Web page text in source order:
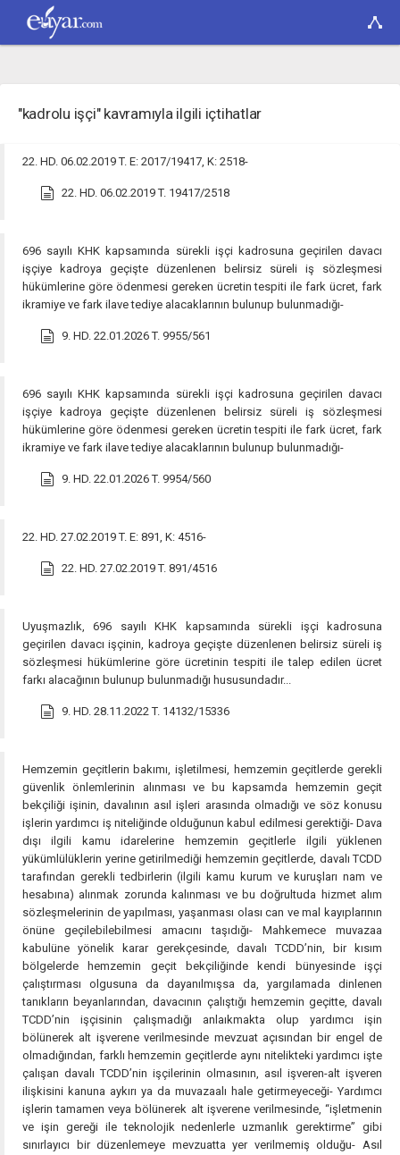
"kadrolu işçi" kavramıyla ilgili içtihatlar
22. HD. 06.02.2019 T. E: 2017/19417, K: 2518-
22. HD. 06.02.2019 T. 19417/2518
696 sayılı KHK kapsamında sürekli işçi kadrosuna geçirilen davacı
işçiye kadroya geçişte düzenlenen belirsiz süreli iş sözleşmesi
hükümlerine göre ödenmesi gereken ücretin tespiti ile fark ücret, fark
ikramiye ve fark ilave tediye alacaklarının bulunup bulunmadığı-
9. HD. 22.01.2026 T. 9955/561
696 sayılı KHK kapsamında sürekli işçi kadrosuna geçirilen davacı
işçiye kadroya geçişte düzenlenen belirsiz süreli iş sözleşmesi
hükümlerine göre ödenmesi gereken ücretin tespiti ile fark ücret, fark
ikramiye ve fark ilave tediye alacaklarının bulunup bulunmadığı-
9. HD. 22.01.2026 T. 9954/560
22. HD. 27.02.2019 T. E: 891, K: 4516-
22. HD. 27.02.2019 T. 891/4516
Uyuşmazlık, 696 sayılı KHK kapsamında sürekli işçi kadrosuna
geçirilen davacı işçinin, kadroya geçişte düzenlenen belirsiz süreli iş
sözleşmesi hükümlerine göre ücretinin tespiti ile talep edilen ücret
farkı alacağının bulunup bulunmadığı hususundadır...
9. HD. 28.11.2022 T. 14132/15336
Hemzemin geçitlerin bakımı, işletilmesi, hemzemin geçitlerde gerekli
güvenlik önlemlerinin alınması ve bu kapsamda hemzemin geçit
bekçiliği işinin, davalının asıl işleri arasında olmadığı ve söz konusu
işlerin yardımcı iş niteliğinde olduğunun kabul edilmesi gerektiği- Dava
dışı ilgili kamu idarelerine hemzemin geçitlerle ilgili yüklenen
yükümlülüklerin yerine getirilmediği hemzemin geçitlerde, davalı TCDD
tarafından gerekli tedbirlerin (ilgili kamu kurum ve kuruşları nam ve
hesabına) alınmak zorunda kalınması ve bu doğrultuda hizmet alım
sözleşmelerinin de yapılması, yaşanması olası can ve mal kayıplarının
önüne geçilebilebilmesi amacını taşıdığı- Mahkemece muvazaa
kabulüne yönelik karar gerekçesinde, davalı TCDD’nin, bir kısım
bölgelerde hemzemin geçit bekçiliğinde kendi bünyesinde işçi
çalıştırması olgusuna da dayanılmışsa da, yargılamada dinlenen
tanıkların beyanlarından, davacının çalıştığı hemzemin geçitte, davalı
TCDD’nin işçisinin çalışmadığı anlaıkmakta olup yardımcı işin
bölünerek alt işverene verilmesinde mevzuat açısından bir engel de
olmadığından, farklı hemzemin geçitlerde aynı nitelikteki yardımcı işte
çalışan davalı TCDD’nin işçilerinin olmasının, asıl işveren-alt işveren
ilişkisini kanuna aykırı ya da muvazaalı hale getirmeyeceği- Yardımcı
işlerin tamamen veya bölünerek alt işverene verilmesinde, “işletmenin
ve işin gereği ile teknolojik nedenlerle uzmanlık gerektirme” gibi
sınırlayıcı bir düzenlemeye mevzuatta yer verilmemiş olduğu- Asıl